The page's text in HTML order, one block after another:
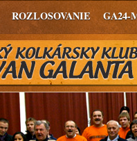
ROZLOSOVANIE GA24-